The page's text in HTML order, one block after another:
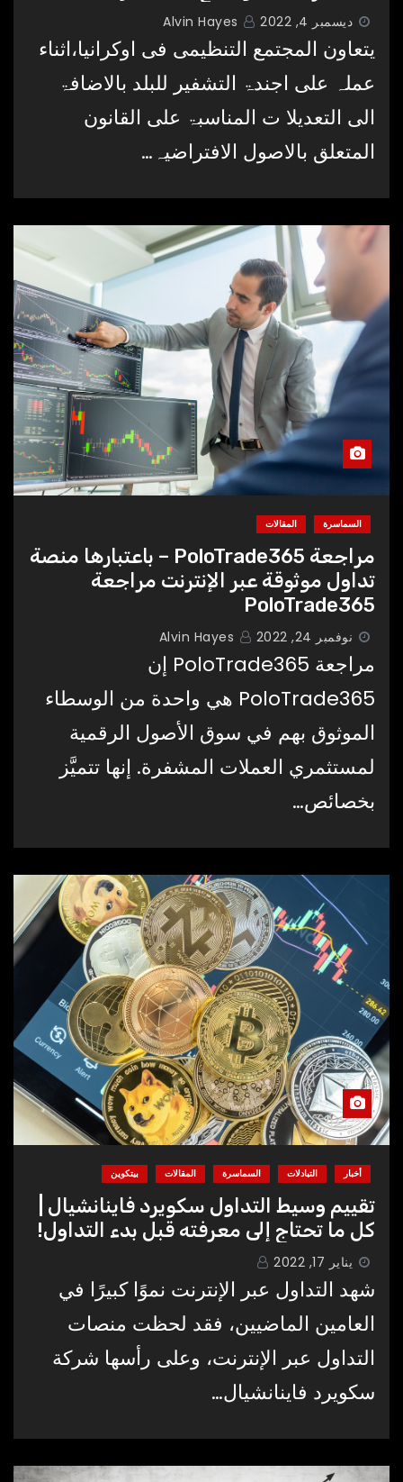
ديسمبر 4, 2022
یتعاون المجتمع التنظیمی فی اوکرانیا،اثناء
عملہ علی اجندۃ التشفیر للبلد بالاضافۃ
الی التعدیلا ت المناسبۃ علی القانون
المتعلق بالاصول الافتراضیہ…
السماسرة المقالات
مراجعة PoloTrade365 – باعتبارها منصة
تداول موثوقة عبر الإنترنت مراجعة
PoloTrade365
نوفمبر 24, 2022
مراجعة PoloTrade365 إن
PoloTrade365 هي واحدة من الوسطاء
الموثوق بهم في سوق الأصول الرقمية
لمستثمري العملات المشفرة. إنها تتميَّز
بخصائص…
أخبار التبادلات السماسرة المقالات بيتكوين
تقييم وسيط التداول سكويرد فاينانشيال |
كل ما تحتاج إلى معرفته قبل بدء التداول!
يناير 17, 2022
شهد التداول عبر الإنترنت نموًا كبيرًا في
العامين الماضيين، فقد لحظت منصات
التداول عبر الإنترنت، وعلى رأسها شركة
سكويرد فاينانشيال…